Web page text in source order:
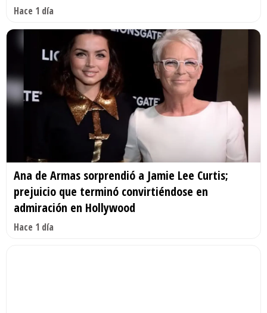
Hace 1 día
Ana de Armas sorprendió a Jamie Lee Curtis;
prejuicio que terminó convirtiéndose en
admiración en Hollywood
Hace 1 día